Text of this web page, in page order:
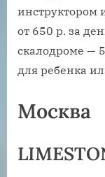
инструктором
от 650 р. за
скалодроме —
для ребенка
Москва